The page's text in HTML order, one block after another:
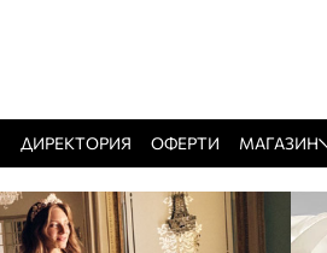
ДИРЕКТОРИЯ ОФЕРТИ МАГАЗИН